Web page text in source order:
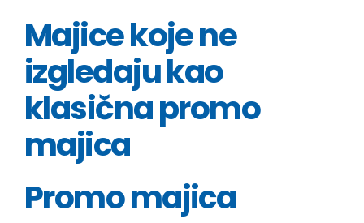
Majice koje ne
izgledaju kao
klasična promo
majica
Promo majica